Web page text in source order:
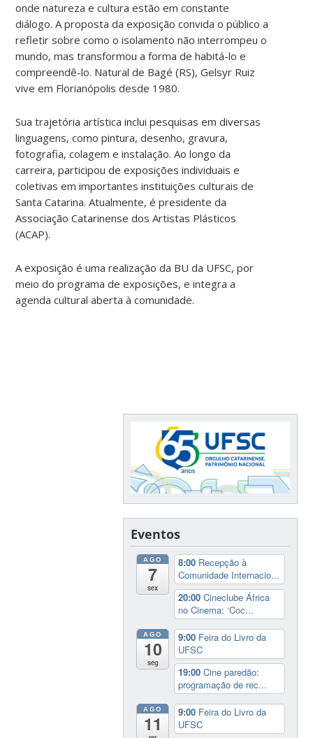
onde natureza e cultura estão em constante
diálogo. A proposta da exposição convida o público a
refletir sobre como o isolamento não interrompeu o
mundo, mas transformou a forma de habitá-lo e
compreendê-lo. Natural de Bagé (RS), Gelsyr Ruiz
vive em Florianópolis desde 1980.
Sua trajetória artística inclui pesquisas em diversas
linguagens, como pintura, desenho, gravura,
fotografia, colagem e instalação. Ao longo da
carreira, participou de exposições individuais e
coletivas em importantes instituições culturais de
Santa Catarina. Atualmente, é presidente da
Associação Catarinense dos Artistas Plásticos
(ACAP).
A exposição é uma realização da BU da UFSC, por
meio do programa de exposições, e integra a
agenda cultural aberta à comunidade.
Eventos
AGO
7
sex
8:00 Recepção à
Comunidade Internacio...
20:00Cineclube África
no Cinema: ‘Coc...
AGO
10
seg
9:00 Feira do Livro da
UFSC
19:00Cine paredão:
programação de rec...
AGO
11
9:00 Feira do Livro da
UFSC